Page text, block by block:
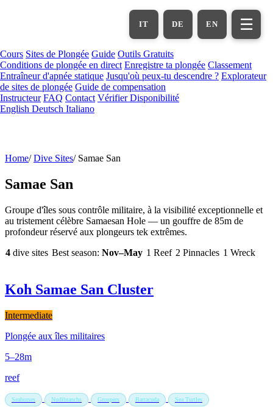
EN
DE
IT ☰
Cours Sites de Plongée Guide Outils Gratuits
Conditions de plongée en direct Enregistre ta plongée Classement
Entraîneur d'apnée statique Jusqu'où peux-tu descendre ? Explorateur
de sites de plongée Guide de compensation
Instructeur FAQ Contact Vérifier Disponibilité
English Deutsch Italiano
Home/ Dive Sites/ Samae San
Samae San
Groupe d'îles sous contrôle militaire, à la visibilité exceptionnelle et
au tristement célèbre Samaesan Hole — un gouffre de 85m de
profondeur réservé aux plongeurs tek extrêmes.
4 dive sites Best season: Nov–May 1 Reef 2 Pinnacles 1 Wreck
Koh Samae San Cluster
Intermediate
Plongée aux îles militaires
5–28m
reef
Seahorses Nudibranchs Groupers Barracuda Sea Turtles